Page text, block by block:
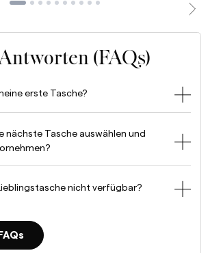
(FAQs)
erste Tasche?
nächste Tasche auswählen und
nicht verfügbar?